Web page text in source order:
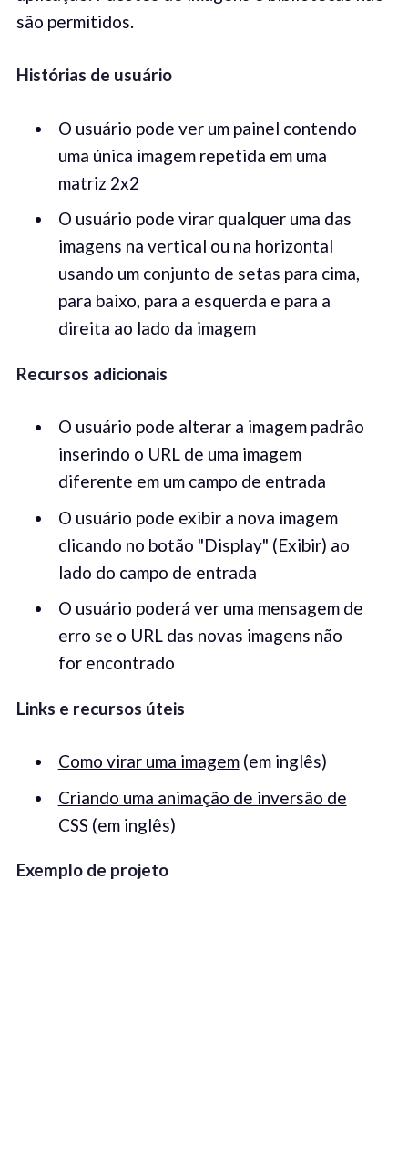
são permitidos.
Histórias de usuário
O usuário pode ver um painel contendo
uma única imagem repetida em uma
matriz 2x2
O usuário pode virar qualquer uma das
imagens na vertical ou na horizontal
usando um conjunto de setas para cima,
para baixo, para a esquerda e para a
direita ao lado da imagem
Recursos adicionais
O usuário pode alterar a imagem padrão
inserindo o URL de uma imagem
diferente em um campo de entrada
O usuário pode exibir a nova imagem
clicando no botão "Display" (Exibir) ao
lado do campo de entrada
O usuário poderá ver uma mensagem de
erro se o URL das novas imagens não
for encontrado
Links e recursos úteis
Como virar uma imagem(em inglês)
Criando uma animação de inversão de
CSS (em inglês)
Exemplo de projeto